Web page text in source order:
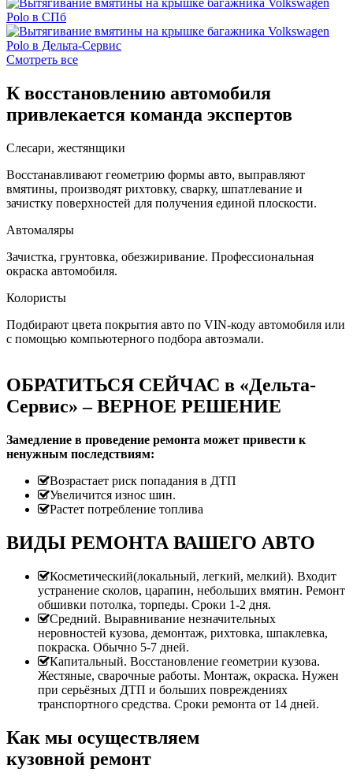
Смотреть все
К восстановлению автомобиля
привлекается команда экспертов
Слесари, жестянщики
Восстанавливают геометрию формы авто, выправляют
вмятины, производят рихтовку, сварку, шпатлевание и
зачистку поверхностей для получения единой плоскости.
Автомаляры
Зачистка, грунтовка, обезжиривание. Профессиональная
окраска автомобиля.
Колористы
Подбирают цвета покрытия авто по VIN-коду автомобиля или
с помощью компьютерного подбора автоэмали.
ОБРАТИТЬСЯ СЕЙЧАС в «Дельта-
Сервис» – ВЕРНОЕ РЕШЕНИЕ
Замедление в проведение ремонта может привести к
ненужным последствиям:
Возрастает риск попадания в ДТП
Увеличится износ шин.
Растет потребление топлива
ВИДЫ РЕМОНТА ВАШЕГО АВТО
Косметический(локальный, легкий, мелкий). Входит
устранение сколов, царапин, небольших вмятин. Ремонт
обшивки потолка, торпеды. Сроки 1-2 дня.
Средний. Выравнивание незначительных
неровностей кузова, демонтаж, рихтовка, шпаклевка,
покраска. Обычно 5-7 дней.
Капитальный. Восстановление геометрии кузова.
Жестяные, сварочные работы. Монтаж, окраска. Нужен
при серьёзных ДТП и больших повреждениях
транспортного средства. Сроки ремонта от 14 дней.
Как мы осуществляем
кузовной ремонт